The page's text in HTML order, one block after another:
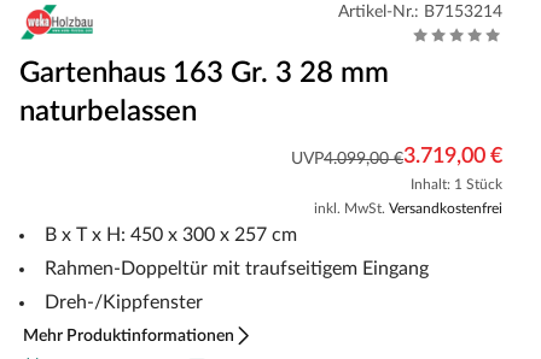
Artikel-Nr.: B7153214
Gartenhaus 163 Gr. 3 28 mm
naturbelassen
UVP4.099,00 €3.719,00 €
Inhalt: 1 Stück
inkl. MwSt. Versandkostenfrei
B x T x H: 450 x 300 x 257 cm
Rahmen-Doppeltür mit traufseitigem Eingang
Dreh-/Kippfenster
Mehr Produktinformationen